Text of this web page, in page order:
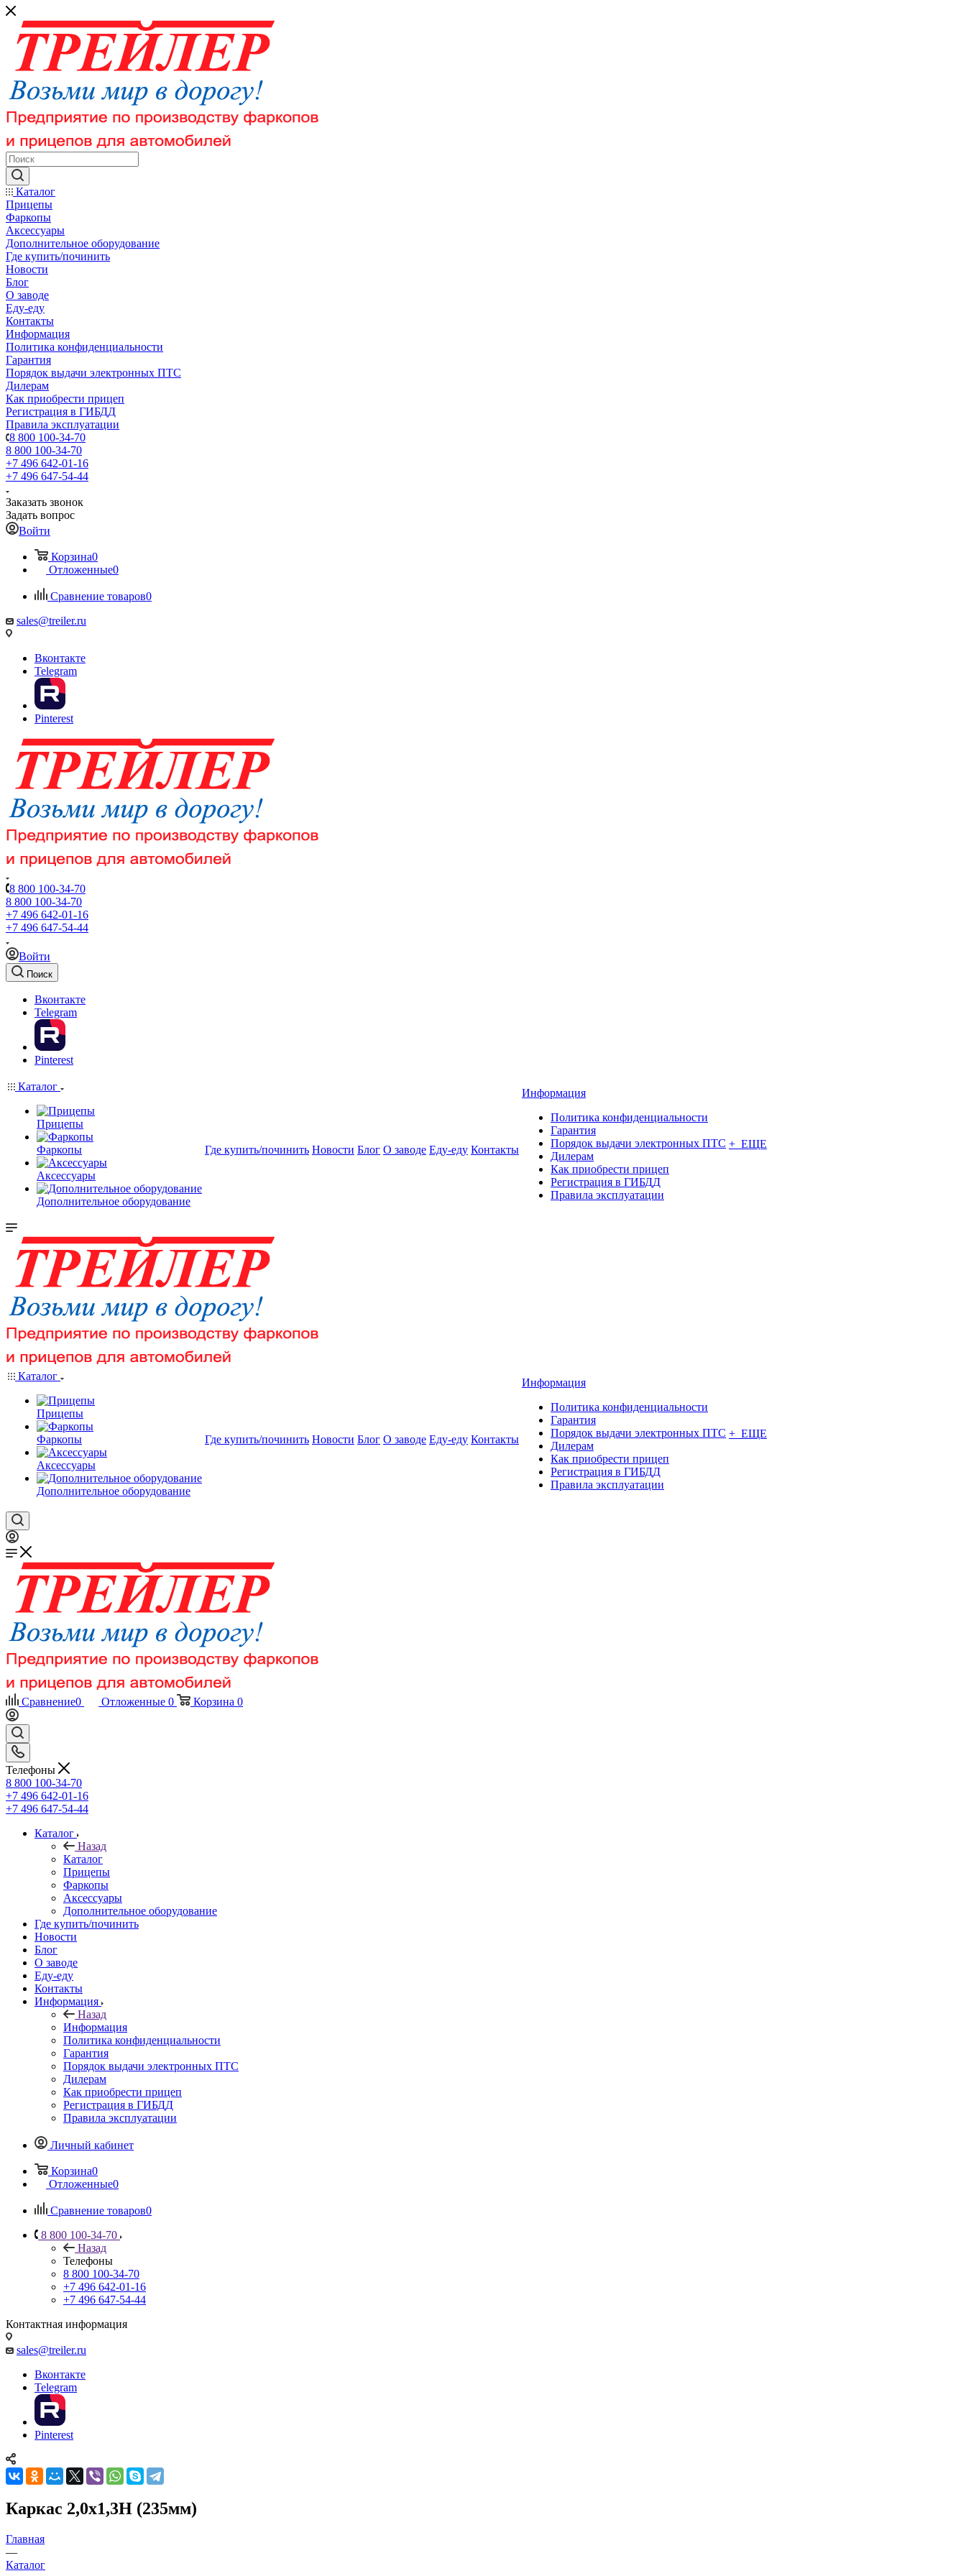
Каталог
Прицепы
Фаркопы
Аксессуары
Дополнительное оборудование
Где купить/починить
Новости
Блог
О заводе
Еду-еду
Контакты
Информация
Политика конфиденциальности
Гарантия
Порядок выдачи электронных ПТС
Дилерам
Как приобрести прицеп
Регистрация в ГИБДД
Правила эксплуатации
8 800 100-34-70
8 800 100-34-70
+7 496 642-01-16
+7 496 647-54-44
Заказать звонок
Задать вопрос
Войти
Корзина0
Отложенные0
Сравнение товаров0
sales@treiler.ru
Вконтакте
Telegram
Pinterest
8 800 100-34-70
8 800 100-34-70
+7 496 642-01-16
+7 496 647-54-44
Войти
Поиск
Вконтакте
Telegram
Pinterest
Каталог
Прицепы
Фаркопы
Аксессуары
Дополнительное оборудование
Где купить/починить Новости Блог О заводе Еду-еду Контакты
Информация
Политика конфиденциальности
Гарантия
Порядок выдачи электронных ПТС
Дилерам
Как приобрести прицеп
Регистрация в ГИБДД
Правила эксплуатации
+ ЕЩЕ
Каталог
Прицепы
Фаркопы
Аксессуары
Дополнительное оборудование
Где купить/починить Новости Блог О заводе Еду-еду Контакты
Информация
Политика конфиденциальности
Гарантия
Порядок выдачи электронных ПТС
Дилерам
Как приобрести прицеп
Регистрация в ГИБДД
Правила эксплуатации
+ ЕЩЕ
Сравнение0 Отложенные 0 Корзина 0
Телефоны
8 800 100-34-70
+7 496 642-01-16
+7 496 647-54-44
Каталог
Назад
Каталог
Прицепы
Фаркопы
Аксессуары
Дополнительное оборудование
Где купить/починить
Новости
Блог
О заводе
Еду-еду
Контакты
Информация
Назад
Информация
Политика конфиденциальности
Гарантия
Порядок выдачи электронных ПТС
Дилерам
Как приобрести прицеп
Регистрация в ГИБДД
Правила эксплуатации
Личный кабинет
Корзина0
Отложенные0
Сравнение товаров0
8 800 100-34-70
Назад
Телефоны
8 800 100-34-70
+7 496 642-01-16
+7 496 647-54-44
Контактная информация
sales@treiler.ru
Вконтакте
Telegram
Pinterest
Каркас 2,0х1,3Н (235мм)
Главная
—
Каталог